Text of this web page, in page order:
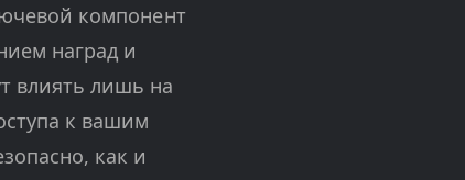
компонент
наград и
влиять лишь на
к вашим
как и